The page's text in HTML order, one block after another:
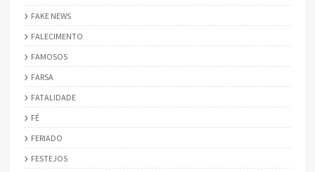
FAKE NEWS
FALECIMENTO
FAMOSOS
FARSA
FATALIDADE
FÉ
FERIADO
FESTEJOS